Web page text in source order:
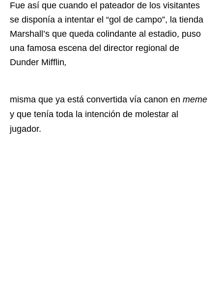
Fue así que cuando el pateador de los visitantes
se disponía a intentar el “gol de campo”, la tienda
Marshall’s que queda colindante al estadio, puso
una famosa escena del director regional de
Dunder Mifflin,
misma que ya está convertida vía canon en meme
y que tenía toda la intención de molestar al
jugador.